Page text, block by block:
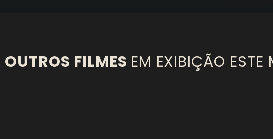
OUTROS FILMES EM EXIBIÇÃO ESTE